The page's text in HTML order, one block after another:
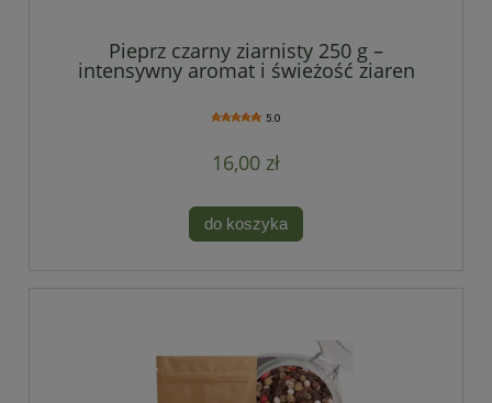
Pieprz czarny ziarnisty 250 g –
intensywny aromat i świeżość ziaren
5.0
16,00 zł
do koszyka